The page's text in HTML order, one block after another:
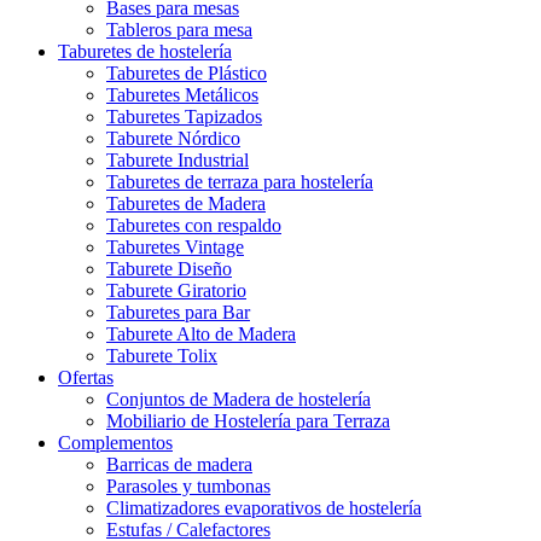
Bases para mesas
Tableros para mesa
Taburetes de hostelería
Taburetes de Plástico
Taburetes Metálicos
Taburetes Tapizados
Taburete Nórdico
Taburete Industrial
Taburetes de terraza para hostelería
Taburetes de Madera
Taburetes con respaldo
Taburetes Vintage
Taburete Diseño
Taburete Giratorio
Taburetes para Bar
Taburete Alto de Madera
Taburete Tolix
Ofertas
Conjuntos de Madera de hostelería
Mobiliario de Hostelería para Terraza
Complementos
Barricas de madera
Parasoles y tumbonas
Climatizadores evaporativos de hostelería
Estufas / Calefactores